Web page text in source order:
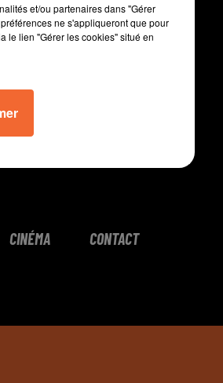
CINÉMA CONTACT
et/ou partenaires dans "Gérer
ne s'appliqueront que pour
le lien "Gérer les cookies" situé en